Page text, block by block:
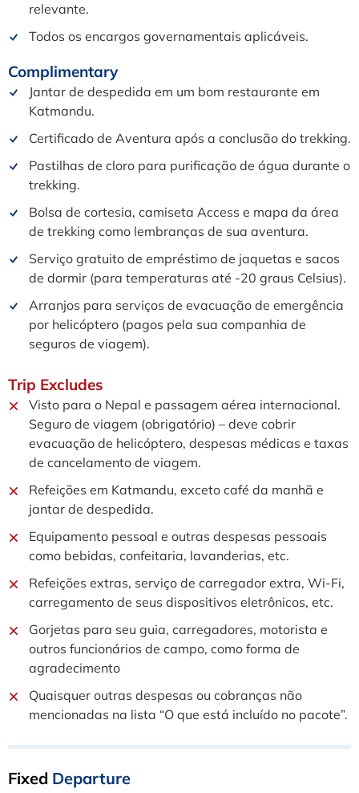
relevante.
Todos os encargos governamentais aplicáveis.
Complimentary
Jantar de despedida em um bom restaurante em
Katmandu.
Certificado de Aventura após a conclusão do trekking.
Pastilhas de cloro para purificação de água durante o
trekking.
Bolsa de cortesia, camiseta Access e mapa da área
de trekking como lembranças de sua aventura.
Serviço gratuito de empréstimo de jaquetas e sacos
de dormir (para temperaturas até -20 graus Celsius).
Arranjos para serviços de evacuação de emergência
por helicóptero (pagos pela sua companhia de
seguros de viagem).
Trip Excludes
Visto para o Nepal e passagem aérea internacional.
Seguro de viagem (obrigatório) – deve cobrir
evacuação de helicóptero, despesas médicas e taxas
de cancelamento de viagem.
Refeições em Katmandu, exceto café da manhã e
jantar de despedida.
Equipamento pessoal e outras despesas pessoais
como bebidas, confeitaria, lavanderias, etc.
Refeições extras, serviço de carregador extra, Wi-Fi,
carregamento de seus dispositivos eletrônicos, etc.
Gorjetas para seu guia, carregadores, motorista e
outros funcionários de campo, como forma de
agradecimento
Quaisquer outras despesas ou cobranças não
mencionadas na lista “O que está incluído no pacote”.
Fixed Departure